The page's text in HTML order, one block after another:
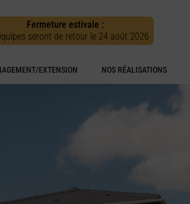
Fermeture estivale :
seront de retour le 24 août 2026
EXTENSION NOS RÉALISATIONS